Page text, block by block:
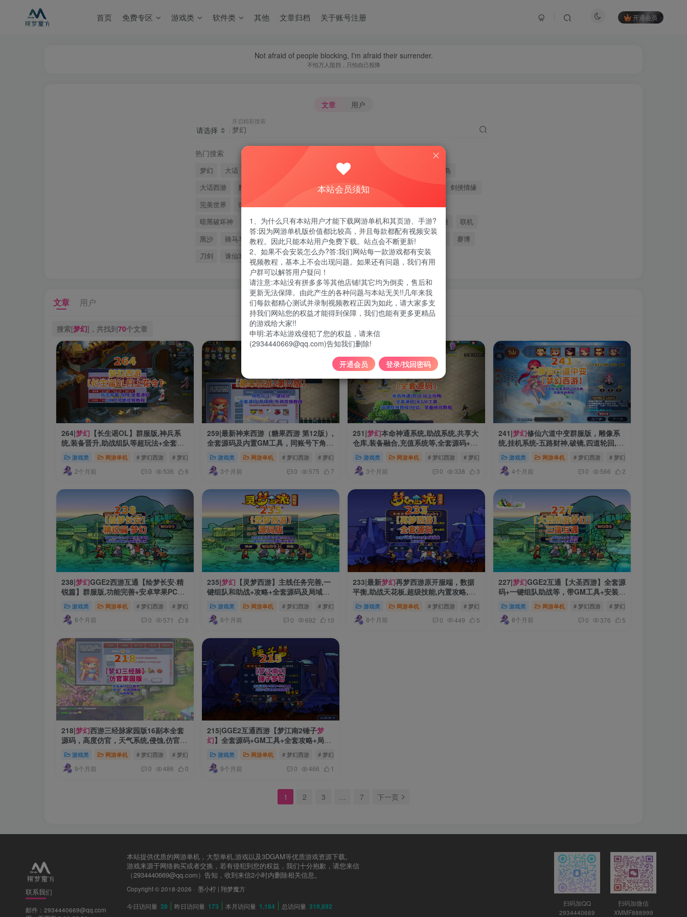
首页 免费专区 游戏类 软件类 其他 文章归档 关于账号注册 开通会员
Not afraid of people blocking, I'm afraid their surrender.
不怕万人阻挡，只怕自己投降
文章 用户
请选择
开启精彩搜索
热门搜索
梦幻 大话 诛仙
冒险岛
大话西游
魔兽 win10 热血江湖
剑侠情缘
完美世界
弹弹堂
暗黑破坏神
地下城与勇士 问道 魔兽世界 原神 剑灵 传世 英雄
联机
黑沙
骑马与砍杀2 地下城 天龙八部 手游 魔域 蜀门
赛博
刀剑
诛仙3 英雄无敌 校长 2010 2019
文章 用户
搜索[梦幻]，共找到70个文章
264|梦幻 【长生谣OL】群服版,神兵系
统,装备晋升,助战组队等超玩法+全套源
游戏类 网游单机 # 梦幻西游 # 梦幻 # 梦幻源码
2个月前 0 536 6
259|最新神来西游（糖果西游 第12版）,
全套源码及内置GM工具，同账号下角色
攻略-梦幻 西游
游戏类 网游单机 # 梦幻西游 # 梦幻 # 梦幻源码
3个月前 0 575 7
251|梦幻本命神通系统,助战系统,共享大
仓库,装备融合,充值系统等,全套源码+攻
游戏类 网游单机 # 梦幻西游 # 梦幻 # 梦幻源码
3个月前 0 338 3
241|梦幻修仙六道中变群服版，雕像系
统,挂机系统-五路财神,破镜,四道轮回,渡
程 游戏类 网游单机 # 梦幻西游 # 梦幻
4个月前 0 566 2
238|梦幻GGE2西游互通【绘梦长安·精
锐篇】群服版,功能完善+安卓苹果PC三
游戏类 网游单机 # 梦幻西游 # 梦幻 # 梦幻源码
6个月前 0 571 8
235|梦幻 【灵梦西游】主线任务完善,一
键组队和助战+攻略+全套源码及局域外
游戏类 网游单机 # 梦幻西游 # 梦幻 # 梦幻源码
6个月前 0 692 10
233|最新梦幻再梦西游原开服端，数据
平衡,助战天花板,超级技能,内置攻略,全
游戏类 网游单机 # 梦幻西游 # 梦幻 # 梦幻源码
8个月前 0 449 5
227|梦幻GGE2互通【大圣西游】全套源
码+一键组队助战等，带GM工具+安装及
游戏类 网游单机 # 梦幻西游 # 梦幻
8个月前 0 376 5
218|梦幻西游三经脉家园版16副本全套
源码，高度仿官，天气系统,侵蚀,仿官玩
法经典耐玩
游戏类 网游单机 # 梦幻西游 # 梦幻 # 梦幻源码
9个月前 0 486 0
215|GGE2互通西游【梦江南2锤子梦
幻】全套源码+GM工具+全套攻略+局域
网外网架设视频教程
游戏类 网游单机 # 梦幻西游 # 梦幻
9个月前 0 466 1
1 2 3 … 7 下一页
联系我们
邮件：2934440669@qq.com
本站提供优质的网游单机，大型单机,游戏以及3DGAM等优质游戏资源下载。
游戏来源于网络购买或者交换，若有侵犯到您的权益，我们十分抱歉，请您来信
（2934440669@qq.com）告知，收到来信2小时内删除相关信息。
Copyright © 2018-2026 · 墨小柠 | 翔梦魔方
今日访问量 39 昨日访问量 173 本月访问量 1,184 总访问量 319,892
扫码加QQ
2934440669
扫码加微信
XMMF888999
本站会员须知
1、为什么只有本站用户才能下载网游单机和其页游、手游?
答:因为网游单机版价值都比较高，并且每款都配有视频安装
教程。因此只能本站用户免费下载。站点会不断更新!
2、如果不会安装怎么办?答:我们网站每一款游戏都有安装
视频教程，基本上不会出现问题。如果还有问题，我们有用
户群可以解答用户疑问！
请注意:本站没有拼多多等其他店铺!其它均为倒卖，售后和
更新无法保障。由此产生的各种问题与本站无关!!几年来我
们每款都精心测试并录制视频教程正因为如此，请大家多支
持我们网站您的权益才能得到保障，我们也能有更多更精品
的游戏给大家!!
申明:若本站游戏侵犯了您的权益，请来信
(2934440669@qq.com)告知我们删除!
开通会员 登录/找回密码